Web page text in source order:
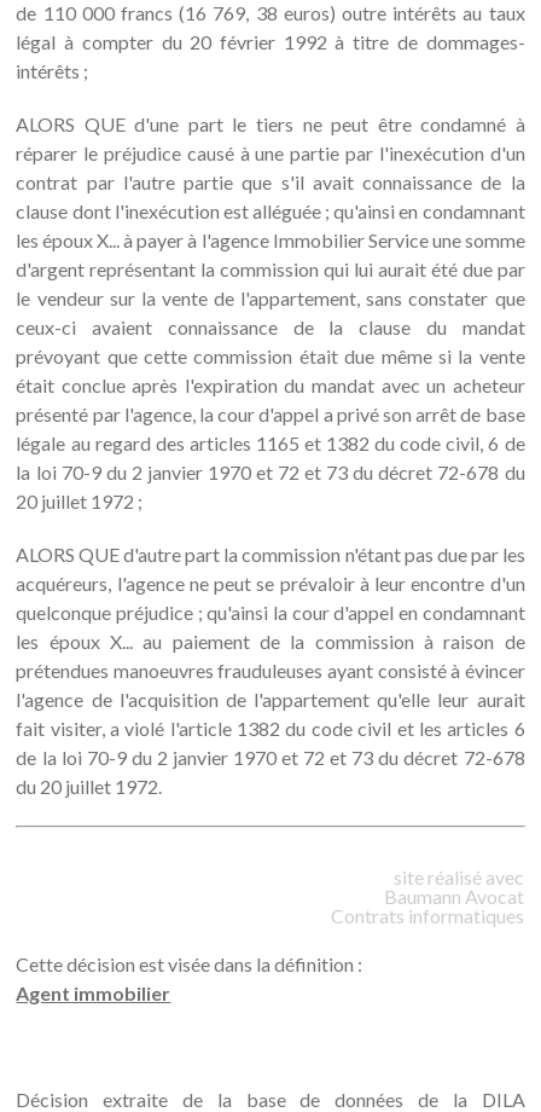
de 110 000 francs (16 769, 38 euros) outre intérêts au taux
légal à compter du 20 février 1992 à titre de dommages-
intérêts ;
ALORS QUE d'une part le tiers ne peut être condamné à
réparer le préjudice causé à une partie par l'inexécution d'un
contrat par l'autre partie que s'il avait connaissance de la
clause dont l'inexécution est alléguée ; qu'ainsi en condamnant
les époux X... à payer à l'agence Immobilier Service une somme
d'argent représentant la commission qui lui aurait été due par
le vendeur sur la vente de l'appartement, sans constater que
ceux-ci avaient connaissance de la clause du mandat
prévoyant que cette commission était due même si la vente
était conclue après l'expiration du mandat avec un acheteur
présenté par l'agence, la cour d'appel a privé son arrêt de base
légale au regard des articles 1165 et 1382 du code civil, 6 de
la loi 70-9 du 2 janvier 1970 et 72 et 73 du décret 72-678 du
20 juillet 1972 ;
ALORS QUE d'autre part la commission n'étant pas due par les
acquéreurs, l'agence ne peut se prévaloir à leur encontre d'un
quelconque préjudice ; qu'ainsi la cour d'appel en condamnant
les époux X... au paiement de la commission à raison de
prétendues manoeuvres frauduleuses ayant consisté à évincer
l'agence de l'acquisition de l'appartement qu'elle leur aurait
fait visiter, a violé l'article 1382 du code civil et les articles 6
de la loi 70-9 du 2 janvier 1970 et 72 et 73 du décret 72-678
du 20 juillet 1972.
site réalisé avec
Baumann Avocat
Contrats informatiques
Cette décision est visée dans la définition :
Agent immobilier
Décision extraite de la base de données de la DILA